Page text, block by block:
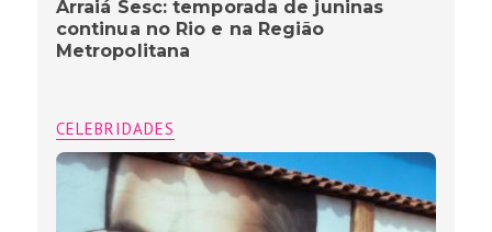
Arraiá Sesc: temporada de juninas
continua no Rio e na Região
Metropolitana
CELEBRIDADES